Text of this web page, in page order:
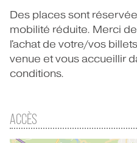
Des places sont
mobilité réduite. Merci
l'achat de votre/vos
venue et vous accueillir
conditions.
ACCÈS